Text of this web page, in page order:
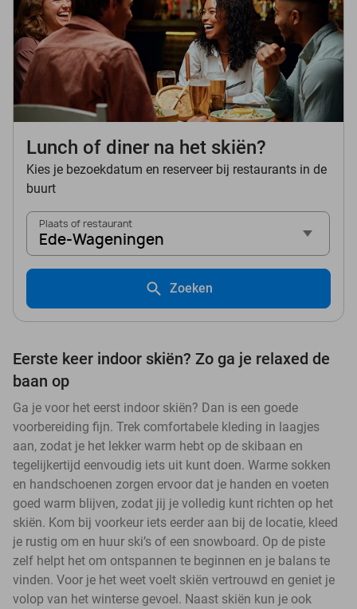
Lunch of diner na het skiën?
Kies je bezoekdatum en reserveer bij restaurants in de
buurt
Plaats of restaurant
Ede-Wageningen
Zoeken
Eerste keer indoor skiën? Zo ga je relaxed de
baan op
Ga je voor het eerst indoor skiën? Dan is een goede
voorbereiding fijn. Trek comfortabele kleding in laagjes
aan, zodat je het lekker warm hebt op de skibaan en
tegelijkertijd eenvoudig iets uit kunt doen. Warme sokken
en handschoenen zorgen ervoor dat je handen en voeten
goed warm blijven, zodat jij je volledig kunt richten op het
skiën. Kom bij voorkeur iets eerder aan bij de locatie, kleed
je rustig om en huur ski’s of een snowboard. Op de piste
zelf helpt het om ontspannen te beginnen en je balans te
vinden. Voor je het weet voelt skiën vertrouwd en geniet je
volop van het winterse gevoel. Naast skiën kun je ook